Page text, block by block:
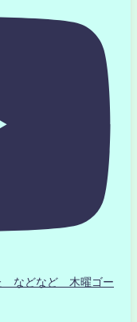
などなど 木曜ゴー